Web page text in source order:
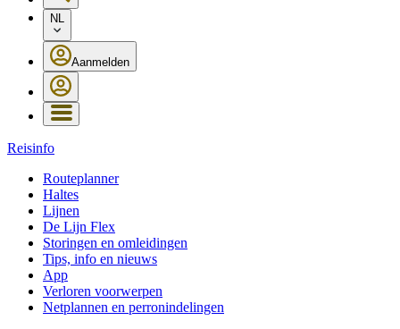
NL
Aanmelden
Reisinfo
Routeplanner
Haltes
Lijnen
De Lijn Flex
Storingen en omleidingen
Tips, info en nieuws
App
Verloren voorwerpen
Netplannen en perronindelingen